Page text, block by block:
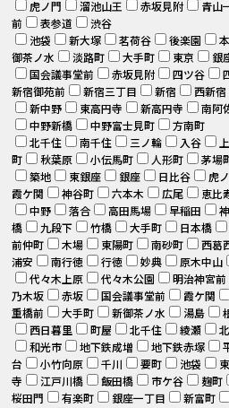
虎ノ門
溜池山王 赤坂見附 青山
前
表参道
渋谷
池袋
新大塚 茗荷谷 後楽園
御茶ノ水
淡路町 大手町 東京 銀
国会議事堂前
赤坂見附 四ツ谷
新宿御苑前
新宿三丁目 新宿 西新宿
新中野
東高円寺 新高円寺 南阿
中野新橋
中野富士見町
方南町
北千住
南千住 三ノ輪 入谷
町
秋葉原 小伝馬町 人形町 茅場
築地
東銀座 銀座 日比谷
虎
霞ケ関
神谷町 六本木 広尾 恵比
中野
落合 高田馬場 早稲田
橋
九段下 竹橋 大手町 日本橋
前仲町
木場 東陽町 南砂町 西葛
浦安
南行徳 行徳 妙典 原木中山
代々木上原
代々木公園 明治神宮前
乃木坂
赤坂 国会議事堂前 霞ケ関
重橋前
大手町 新御茶ノ水 湯島
西日暮里
町屋 北千住 綾瀬
和光市
地下鉄成増 地下鉄赤塚
台
小竹向原 千川 要町 池袋
寺
江戸川橋 飯田橋 市ケ谷 麹町
桜田門
有楽町 銀座一丁目 新富町